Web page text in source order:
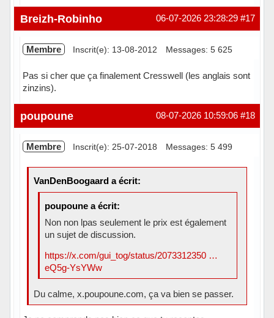
Hors ligne #17
06-07-2026 23:28:29
Breizh-Robinho
Membre Inscrit(e): 13-08-2012 Messages: 5 625
Pas si cher que ça finalement Cresswell (les anglais sont
zinzins).
Hors ligne #18
08-07-2026 10:59:06
poupoune
Membre Inscrit(e): 25-07-2018 Messages: 5 499
VanDenBoogaard a écrit:
poupoune a écrit:
Non non lpas seulement le prix est également
un sujet de discussion.
https://x.com/gui_tog/status/2073312350 …
eQ5g-YsYWw
Du calme, x.poupoune.com, ça va bien se passer.